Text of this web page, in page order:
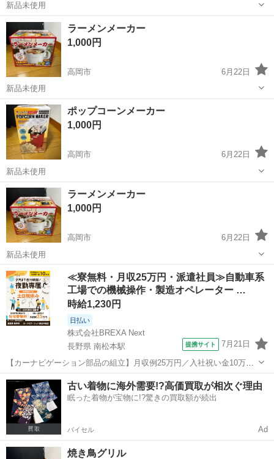
新品未使用
富山 高岡市
ラーメンメーカー
1,000円
高岡市
6月22日
新品未使用
富山 高岡市 キッチン家電
ポップコーンメーカー
1,000円
高岡市
6月22日
新品未使用
富山 高岡市
ラーメンメーカー
1,000円
高岡市
6月22日
新品未使用
富山 高岡市 キッチン家電 新品
≪寮無料・月収25万円・派遣社員≫自動車系
工場での機械操作・製造オペレーター …
時給1,230円
日払い
株式会社BREXA Next
長野県 南松本駅
提携サイト 7月21日
【カーナビゲーション部品の組立】月収例25万円／入社祝い金10万
円！／うれしい土日祝休み★年間休日125日／稼げる夜勤専属！日払い
OK！ 人気の工場のお仕事 ◇カーナビゲーション部品の組立◇ ■ 業務
内容 車載用カーナビゲ...
長野 松本市 南松本駅 その他
古い着物に海外需要!?高価買取が相次ぐ理由
眠った着物が宝物に!?驚きの買取額が続出
バイセル Ad
焼き鳥グリル